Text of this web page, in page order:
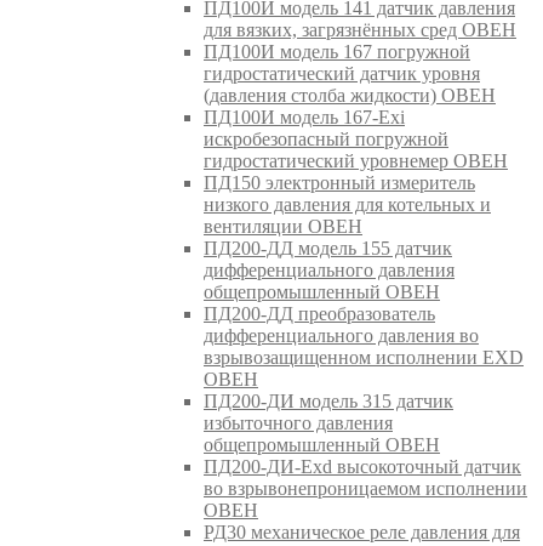
ПД100И модель 141 датчик давления
для вязких, загрязнённых сред ОВЕН
ПД100И модель 167 погружной
гидростатический датчик уровня
(давления столба жидкости) ОВЕН
ПД100И модель 167-Exi
искробезопасный погружной
гидростатический уровнемер ОВЕН
ПД150 электронный измеритель
низкого давления для котельных и
вентиляции ОВЕН
ПД200-ДД модель 155 датчик
дифференциального давления
общепромышленный ОВЕН
ПД200-ДД преобразователь
дифференциального давления во
взрывозащищенном исполнении EXD
ОВЕН
ПД200-ДИ модель 315 датчик
избыточного давления
общепромышленный ОВЕН
ПД200-ДИ-Exd высокоточный датчик
во взрывонепроницаемом исполнении
ОВЕН
РД30 механическое реле давления для